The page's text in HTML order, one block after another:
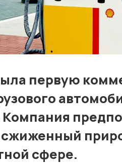
первую
сжиженный
сфере.